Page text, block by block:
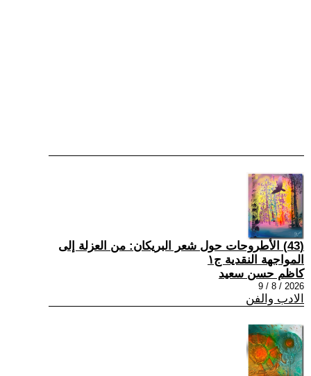
(43) الأطروحات حول شعر البريكان: من العزلة إلى
المواجهة النقدية ج١
كاظم حسن سعيد
2026 / 8 / 9
الادب والفن